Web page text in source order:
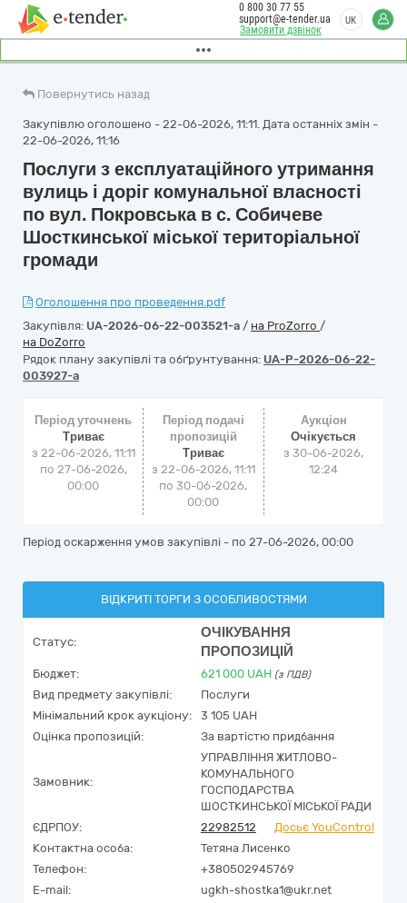
Замовити дзвінок
0 800 30 77 55
support@e-tender.ua
UK
Повернутись назад
Закупівлю оголошено - 22-06-2026, 11:11. Дата останніх змін -
22-06-2026, 11:16
Послуги з експлуатаційного утримання
вулиць і доріг комунальної власності
по вул. Покровська в с. Собичеве
Шосткинської міської територіальної
громади
Оголошення про проведення.pdf
Закупівля: UA-2026-06-22-003521-a / на ProZorro /
на DoZorro
Рядок плану закупівлі та обґрунтування: UA-P-2026-06-22-
003927-a
Період уточнень
Триває
з 22-06-2026, 11:11
по 27-06-2026,
00:00
Період подачі
пропозицій
Триває
з 22-06-2026, 11:11
по 30-06-2026,
00:00
Аукціон
Очікується
з30-06-2026,
12:24
Період оскарження умов закупівлі - по 27-06-2026, 00:00
ВІДКРИТІ ТОРГИ З ОСОБЛИВОСТЯМИ
Статус:
ОЧІКУВАННЯ
ПРОПОЗИЦІЙ
Бюджет: 621 000 UAH (з ПДВ)
Вид предмету закупівлі:
Послуги
Мінімальний крок аукціону:
3 105 UAH
Оцінка пропозицій:
За вартістю придбання
Замовник:
УПРАВЛІННЯ ЖИТЛОВО-
КОМУНАЛЬНОГО
ГОСПОДАРСТВА
ШОСТКИНСЬКОЇ МІСЬКОЇ РАДИ
ЄДРПОУ:
22982512
Досьє YouControl
Контактна особа:
Тетяна Лисенко
Телефон:
+380502945769
E-mail:
ugkh-shostka1@ukr.net